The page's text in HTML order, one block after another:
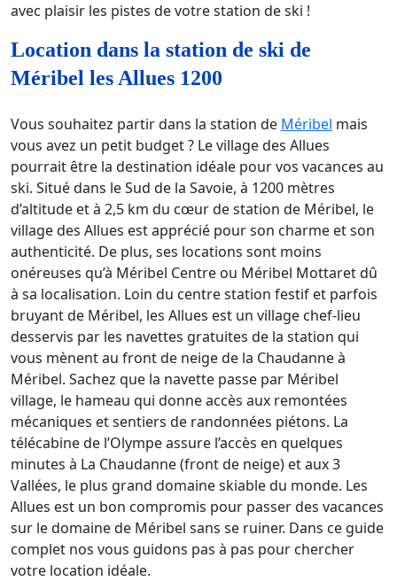
avec plaisir les pistes de votre station de ski !
Location dans la station de ski de
Méribel les Allues 1200
Vous souhaitez partir dans la station de Méribel mais
vous avez un petit budget ? Le village des Allues
pourrait être la destination idéale pour vos vacances au
ski. Situé dans le Sud de la Savoie, à 1200 mètres
d’altitude et à 2,5 km du cœur de station de Méribel, le
village des Allues est apprécié pour son charme et son
authenticité. De plus, ses locations sont moins
onéreuses qu’à Méribel Centre ou Méribel Mottaret dû
à sa localisation. Loin du centre station festif et parfois
bruyant de Méribel, les Allues est un village chef-lieu
desservis par les navettes gratuites de la station qui
vous mènent au front de neige de la Chaudanne à
Méribel. Sachez que la navette passe par Méribel
village, le hameau qui donne accès aux remontées
mécaniques et sentiers de randonnées piétons. La
télécabine de l’Olympe assure l’accès en quelques
minutes à La Chaudanne (front de neige) et aux 3
Vallées, le plus grand domaine skiable du monde. Les
Allues est un bon compromis pour passer des vacances
sur le domaine de Méribel sans se ruiner. Dans ce guide
complet nos vous guidons pas à pas pour chercher
votre location idéale.